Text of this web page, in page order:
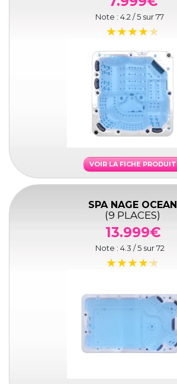
Note : 4.2 / 5 sur77
VOIR LA FICHE PRODUIT
SPA NAGE OCEAN
(9 PLACES)
13.999€
Note : 4.3 / 5 sur72